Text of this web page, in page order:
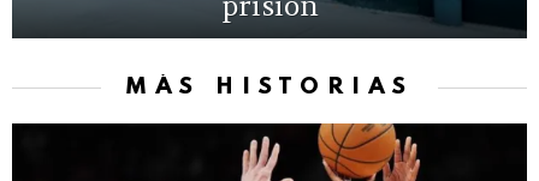
MÁS HISTORIAS